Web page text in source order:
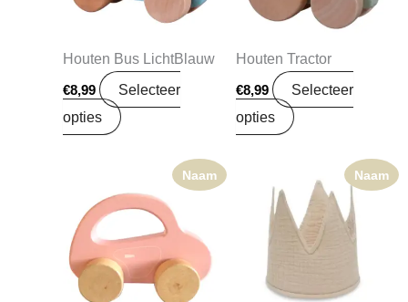
Houten Bus LichtBlauw
€8,99
Selecteer
opties
Houten Tractor
€8,99
Selecteer
opties
Naam Naam
Oorspronkelijke
prijs
was:
€7,99.
Huidige
prijs
is:
€6,39.